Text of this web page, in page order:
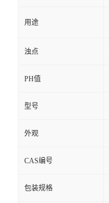
用途
浊点
PH值
型号
外观
CAS编号
包装规格